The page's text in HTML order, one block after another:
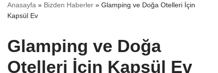
Anasayfa » Bizden Haberler » Glamping ve Doğa Otelleri İçin
Kapsül Ev
Glamping ve Doğa
Otelleri İçin Kapsül Ev